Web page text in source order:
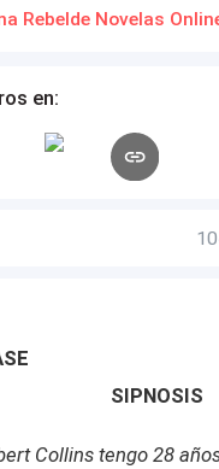
que logro que el padre
en:
SIPNOSIS
Collins tengo 28